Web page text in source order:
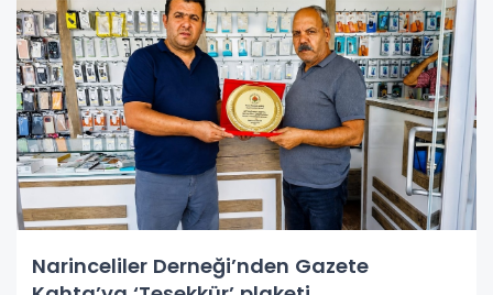
Narinceliler Derneği’nden Gazete